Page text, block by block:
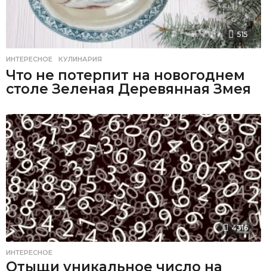
515
ИНТЕРЕСНОЕ ,КУЛИНАРИЯ
Что не потерпит на новогоднем
столе Зеленая Деревянная Змея
4316
ИНТЕРЕСНОЕ
Отыщи уникальное число на